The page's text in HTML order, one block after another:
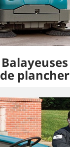
Balayeuses
de plancher